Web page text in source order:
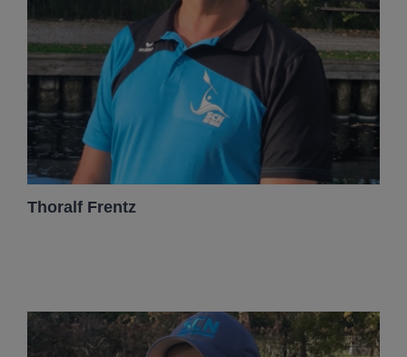
Thoralf Frentz